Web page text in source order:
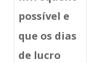
possível e
que os dias
de lucro